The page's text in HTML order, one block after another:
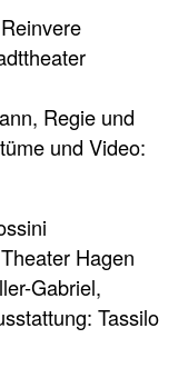
Regie und
und Video:
Hagen
Gabriel,
Tassilo